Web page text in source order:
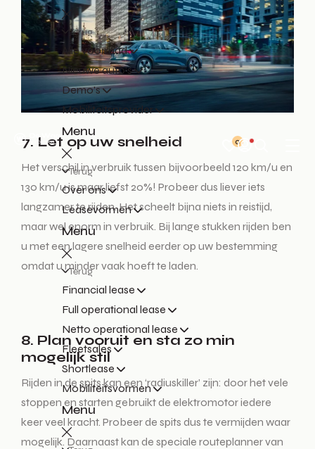
Terug
Alle voorraad
Nieuwe auto's
Demo's
Mobiliteitsprovider
Menu
Terug
Over ons
Leasevormen
Menu
Terug
Financial lease
Full operational lease
Netto operational lease
Fleetsales
Shortlease
Mobiliteitsvormen
Menu
0
7. Let op uw snelheid
Het verschil in verbruik tussen bijvoorbeeld 120 km/u en
130 km/u is maar liefst 20%! Probeer dus liever iets
langzamer te rijden. Het scheelt bijna niets in reistijd,
maar wel enorm in verbruik. Bij lange stukken rijden ben
u met een lagere snelheid eerder op uw bestemming
omdat u minder vaak hoeft te laden.
8. Plan vooruit en sta zo min
mogelijk stil
Rijden in de spits kan een ‘radiuskiller’ zijn: door het vele
stoppen en starten gebruikt de elektromotor iedere
keer veel kracht. Probeer de spits dus te vermijden waar
mogelijk. Daarnaast kan de speciale routeplanner van